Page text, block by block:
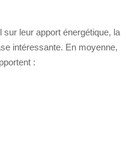
leur apport énergétique, la
intéressante. En moyenne,
: